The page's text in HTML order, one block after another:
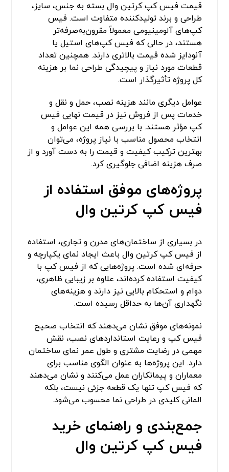
قیمت فیس کپ کرتین وال بسته به جنس، سایز،
طراحی و برند تولیدکننده متفاوت است. فیس
کپ‌های آلومینیومی معمولاً مقرون‌به‌صرفه‌تر
هستند، در حالی که فیس کپ‌های استیل یا
آنودایز شده قیمت بالاتری دارند. همچنین تعداد
قطعات مورد نیاز و پیچیدگی طراحی نما بر هزینه
کل پروژه تأثیرگذار است.
عوامل دیگری مانند هزینه نصب، حمل و نقل و
خدمات پس از فروش نیز در قیمت نهایی فیس
کپ مؤثر هستند. با بررسی همه این عوامل و
انتخاب محصول مناسب با نیاز پروژه، می‌توان
بهترین ترکیب کیفیت و قیمت را به دست آورد و از
صرف هزینه اضافی جلوگیری کرد.
پروژه‌های موفق استفاده از
فیس کپ کرتین وال
در بسیاری از ساختمان‌های مدرن و تجاری، استفاده
از فیس کپ کرتین وال باعث ایجاد نمای یکپارچه و
حرفه‌ای شده است. پروژه‌هایی که از فیس کپ با
کیفیت استفاده کرده‌اند، علاوه بر زیبایی ظاهری،
دوام و استحکام بالایی نیز دارند و هزینه‌های
نگهداری آن‌ها به حداقل رسیده است.
نمونه‌های موفق نشان می‌دهند که انتخاب صحیح
فیس کپ و رعایت استانداردهای نصب، نقش
مهمی در رضایت مشتری و طول عمر نمای ساختمان
دارد. این پروژه‌ها به عنوان الگوی مناسب برای
معماران و پیمانکاران عمل می‌کنند و نشان می‌دهند
که فیس کپ تنها یک قطعه جزئی نیست، بلکه
المانی کلیدی در طراحی نما محسوب می‌شود.
جمع‌بندی و راهنمای خرید
فیس کپ کرتین وال